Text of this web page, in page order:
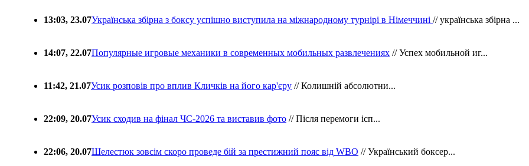
13:03, 23.07Українська збірна з боксу успішно виступила на міжнародному турнірі в Німеччині // українська збірна ...
14:07, 22.07Популярные игровые механики в современных мобильных развлечениях // Успех мобильной иг...
11:42, 21.07Усик розповів про вплив Кличків на його кар'єру // Колишній абсолютни...
22:09, 20.07Усик сходив на фінал ЧС-2026 та виставив фото // Після перемоги ісп...
22:06, 20.07Шелестюк зовсім скоро проведе бій за престижний пояс від WBO // Український боксер...